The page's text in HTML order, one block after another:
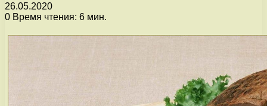
26.05.2020
0 Время чтения: 6 мин.